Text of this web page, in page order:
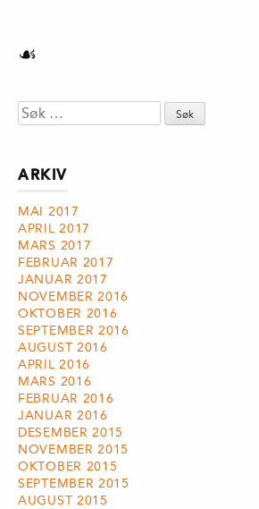
☙
Søk
etter:
ARKIV
MAI 2017
APRIL 2017
MARS 2017
FEBRUAR 2017
JANUAR 2017
NOVEMBER 2016
OKTOBER 2016
SEPTEMBER 2016
AUGUST 2016
APRIL 2016
MARS 2016
FEBRUAR 2016
JANUAR 2016
DESEMBER 2015
NOVEMBER 2015
OKTOBER 2015
SEPTEMBER 2015
AUGUST 2015